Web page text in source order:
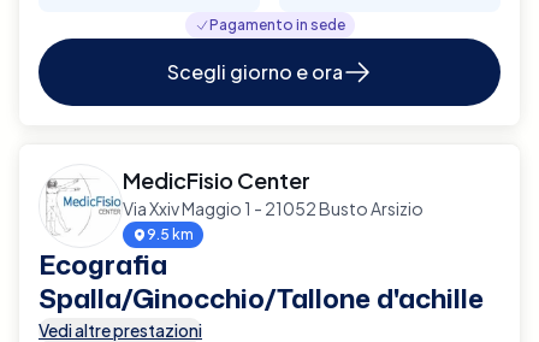
Pagamento in sede
Scegli giorno e ora
MedicFisio Center
Via Xxiv Maggio 1 - 21052 Busto Arsizio
9.5 km
Ecografia
Spalla/Ginocchio/Tallone d'achille
Vedi altre prestazioni